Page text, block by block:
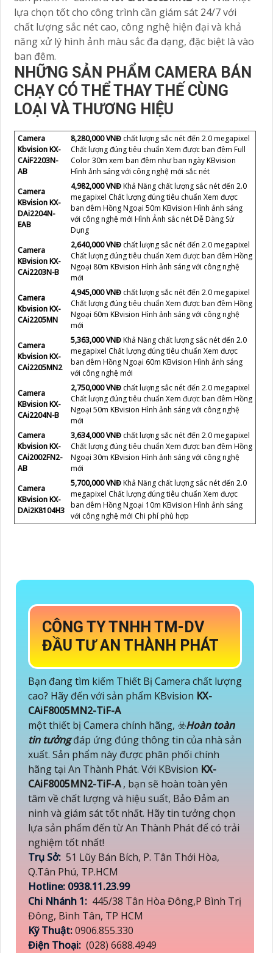
lựa chọn tốt cho công trình cần giám sát 24/7 với
chất lượng sắc nét cao, công nghệ hiện đại và khả
năng xử lý hình ảnh màu sắc đa dạng, đặc biệt là vào
ban đêm.
NHỮNG SẢN PHẨM CAMERA BÁN
CHẠY CÓ THỂ THAY THẾ CÙNG
LOẠI VÀ THƯƠNG HIỆU
Camera
Kbvision KX-
CAiF2203N-
AB
8,280,000 VNĐ chất lượng sắc nét đến 2.0 megapixel
Chất lượng đúng tiêu chuẩn Xem được ban đêm Full
Color 30m xem ban đêm như ban ngày KBvision
Hình ảnh sáng với công nghệ mới sắc nét
Camera
KBvision KX-
DAi2204N-
EAB
4,982,000 VNĐKhả Năng chất lượng sắc nét đến 2.0
megapixel Chất lượng đúng tiêu chuẩn Xem được
ban đêm Hồng Ngoại 50m KBvision Hình ảnh sáng
với công nghệ mới Hình Ảnh sắc nét Dễ Dàng Sử
Dụng
Camera
KBvision KX-
CAi2203N-B
2,640,000 VNĐ chất lượng sắc nét đến 2.0 megapixel
Chất lượng đúng tiêu chuẩn Xem được ban đêm Hồng
Ngoại 80m KBvision Hình ảnh sáng với công nghệ
mới
Camera
Kbvision KX-
CAi2205MN
4,945,000 VNĐ chất lượng sắc nét đến 2.0 megapixel
Chất lượng đúng tiêu chuẩn Xem được ban đêm Hồng
Ngoại 60m KBvision Hình ảnh sáng với công nghệ
mới
Camera
Kbvision KX-
CAi2205MN2
5,363,000 VNĐKhả Năng chất lượng sắc nét đến 2.0
megapixel Chất lượng đúng tiêu chuẩn Xem được
ban đêm Hồng Ngoại 60m KBvision Hình ảnh sáng
với công nghệ mới
Camera
KBvision KX-
CAi2204N-B
2,750,000 VNĐ chất lượng sắc nét đến 2.0 megapixel
Chất lượng đúng tiêu chuẩn Xem được ban đêm Hồng
Ngoại 50m KBvision Hình ảnh sáng với công nghệ
mới
Camera
Kbvision KX-
CAi2002FN2-
AB
3,634,000 VNĐ chất lượng sắc nét đến 2.0 megapixel
Chất lượng đúng tiêu chuẩn Xem được ban đêm Hồng
Ngoại 30m KBvision Hình ảnh sáng với công nghệ
mới
Camera
KBvision KX-
DAi2K8104H3
5,700,000 VNĐKhả Năng chất lượng sắc nét đến 2.0
megapixel Chất lượng đúng tiêu chuẩn Xem được
ban đêm Hồng Ngoại 10m KBvision Hình ảnh sáng
với công nghệ mới Chi phí phù hợp
CÔNG TY TNHH TM-DV
ĐẦU TƯ AN THÀNH PHÁT
Bạn đang tìm kiếm Thiết Bị Camera chất lượng
cao? Hãy đến với sản phẩm KBvision KX-
CAiF8005MN2-TiF-A
một thiết bị Camera chính hãng, ☣️Hoàn toàn
tin tưởngđáp ứng đúng thông tin của nhà sản
xuất. Sản phẩm này được phân phối chính
hãng tại An Thành Phát. Với KBvision KX-
CAiF8005MN2-TiF-A, bạn sẽ hoàn toàn yên
tâm về chất lượng và hiệu suất, Bảo Đảm an
ninh và giám sát tốt nhất. Hãy tin tưởng chọn
lựa sản phẩm đến từ An Thành Phát để có trải
nghiệm tốt nhất!
Trụ Sở: 51 Lũy Bán Bích, P. Tân Thới Hòa,
Q.Tân Phú, TP.HCM
Hotline: 0938.11.23.99
Chi Nhánh 1: 445/38 Tân Hòa Đông,P Bình Trị
Đông, Bình Tân, TP HCM
Kỹ Thuật:0906.855.330
Điện Thoại: (028) 6688.4949